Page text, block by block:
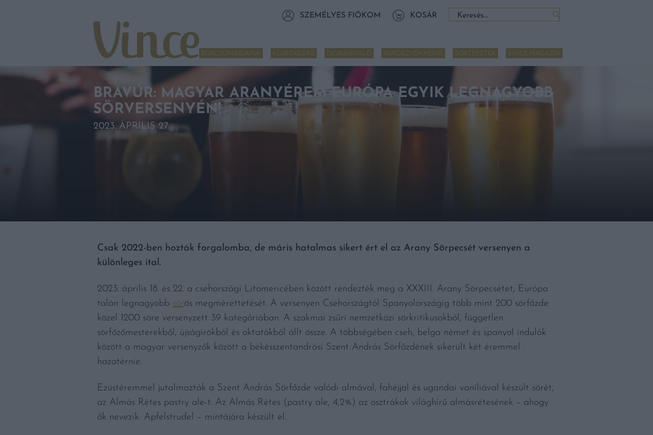
SZEMÉLYES FIÓKOM KOSÁR Keresés:
BORCSOMAGJAINK KLUBTAGSÁG OLVASNIVALÓ RENDEZVÉNYEINK BORTESZTEK VINCE MAGAZIN
BRAVÚR: MAGYAR ARANYÉREM EURÓPA EGYIK LEGNAGYOBB
SÖRVERSENYÉN!
2023. ÁPRILIS 27.
Csak 2022-ben hozták forgalomba, de máris hatalmas sikert ért el az Arany Sörpecsét versenyen a
különleges ital.
2023. április 18. és 22. a csehországi Litomericében között rendezték meg a XXXIII. Arany Sörpecsétet, Európa
talán legnagyobb sörös megmérettetését. A versenyen Csehországtól Spanyolországig több mint 200 sörfőzde
közel 1200 söre versenyzett 39 kategóriában. A szakmai zsűri nemzetközi sörkritikusokból, független
sörfőzőmesterekből, újságírókból és oktatókból állt össze. A többségében cseh, belga német és spanyol indulók
között a magyar versenyzők között a békésszentandrási Szent András Sörfőzdének sikerült két éremmel
hazatérnie.
Ezüstéremmel jutalmazták a Szent András Sörfőzde valódi almával, fahéjjal és ugandai vaníliával készült sörét,
az Almás Rétes pastry ale-t. Az Almás Rétes (pastry ale, 4,2%) az osztrákok világhírű almásrétesének – ahogy
ők nevezik: Apfelstrudel – mintájára készült el.